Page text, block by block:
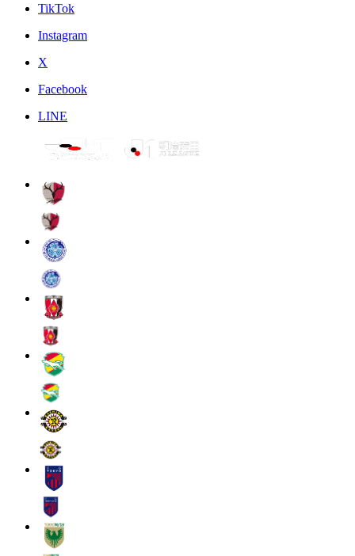
TikTok
Instagram
X
Facebook
LINE